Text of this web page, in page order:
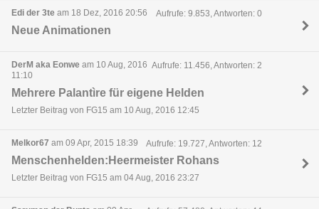
Edi der 3te am 18 Dez, 2016 20:56 Aufrufe: 9.853, Antworten: 0
Neue Animationen
DerM aka Eonwe am 10 Aug, 2016
11:10
Aufrufe: 11.456, Antworten: 2
Mehrere Palantìre für eigene Helden
Letzter Beitrag von FG15 am 10 Aug, 2016 12:45
Melkor67 am 09 Apr, 2015 18:39 Aufrufe: 19.727, Antworten: 12
Menschenhelden:Heermeister Rohans
Letzter Beitrag von FG15 am 04 Aug, 2016 23:27